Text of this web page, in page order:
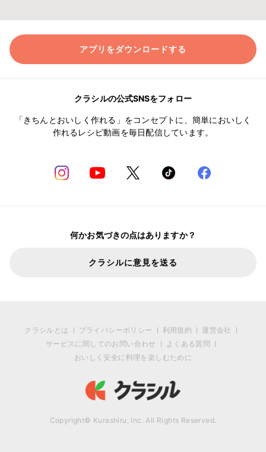
アプリをダウンロードする
クラシルの公式SNSをフォロー
「きちんとおいしく作れる」をコンセプトに、簡単においしく
作れるレシピ動画を毎日配信しています。
何かお気づきの点はありますか？
クラシルに意見を送る
クラシルとは プライバシーポリシー 利用規約
運営会社
サービスに関してのお問い合わせ
よくある質問
おいしく安全に料理を楽しむために
Copyright© Kurashiru, Inc. All Rights Reserved.